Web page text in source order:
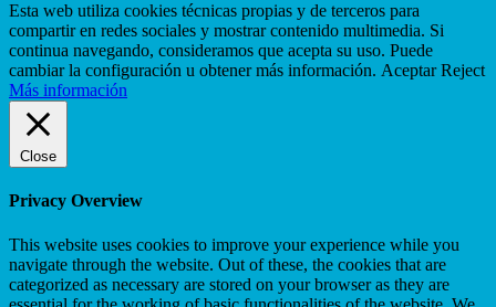
Esta web utiliza cookies técnicas propias y de terceros para
compartir en redes sociales y mostrar contenido multimedia. Si
continua navegando, consideramos que acepta su uso. Puede
cambiar la configuración u obtener más información. Aceptar Reject
Más información
Close
Privacy Overview
This website uses cookies to improve your experience while you
navigate through the website. Out of these, the cookies that are
categorized as necessary are stored on your browser as they are